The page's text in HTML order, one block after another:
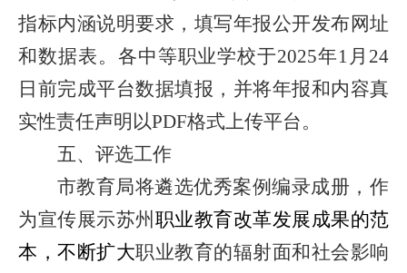
指标内涵说明要求，填写年报公开发布网址
和数据表。各中等职业学校于2025年1 月 24
日前完成平台数据填报，并将年报和内容真
实性责任声明以PDF格式上传平台。
五、评选工作
市教育局将遴选优秀案例编录成册，作
为宣传展示苏州 职业教育改革发展成果的范
本，不断扩大职业教育的辐射面和社会影响